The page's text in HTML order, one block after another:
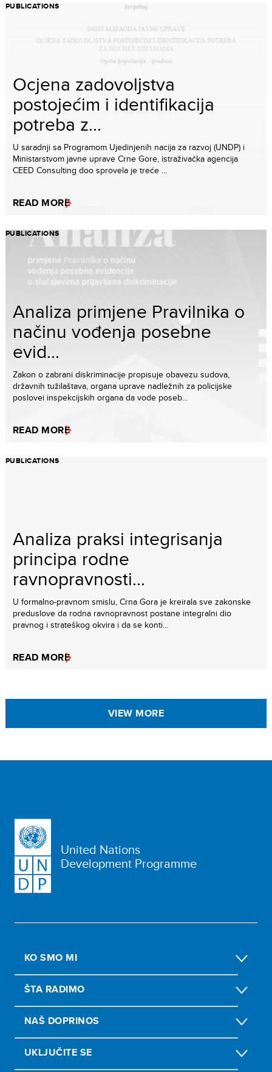
PUBLICATIONS
Ocjena zadovoljstva
postojećim i identifikacija
potreba z...
U saradnji sa Programom Ujedinjenih nacija za razvoj (UNDP) i
Ministarstvom javne uprave Crne Gore, istraživačka agencija
CEED Consulting doo sprovela je treće ...
READ MORE
PUBLICATIONS
Analiza primjene Pravilnika o
načinu vođenja posebne
evid...
Zakon o zabrani diskriminacije propisuje obavezu sudova,
državnih tužilaštava, organa uprave nadležnih za policijske
poslovei inspekcijskih organa da vode poseb...
READ MORE
PUBLICATIONS
Analiza praksi integrisanja
principa rodne
ravnopravnosti...
U formalno-pravnom smislu, Crna Gora je kreirala sve zakonske
preduslove da rodna ravnopravnost postane integralni dio
pravnog i strateškog okvira i da se konti...
READ MORE
VIEW MORE
United Nations
Development Programme
KO SMO MI
ŠTA RADIMO
NAŠ DOPRINOS
UKLJUČITE SE